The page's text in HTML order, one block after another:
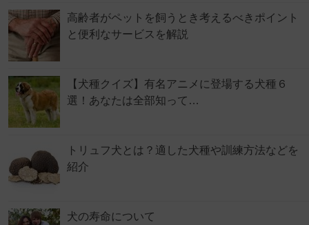
高齢者がペットを飼うとき考えるべきポイント
と便利なサービスを解説
【犬種クイズ】有名アニメに登場する犬種６
選！あなたは全部知って…
トリュフ犬とは？適した犬種や訓練方法などを
紹介
犬の寿命について